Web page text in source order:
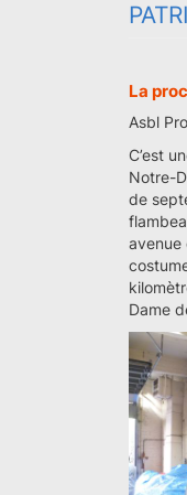
La
Asbl
C’est
Notre-
de
avenue
Dame